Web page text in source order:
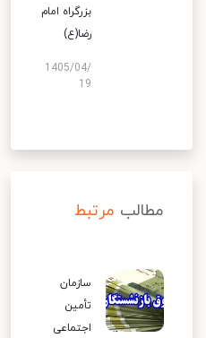
بزرگراه امام
رضا(ع)
1405/04/
19
مطالب مرتبط
سازمان
تأمین
اجتماعی